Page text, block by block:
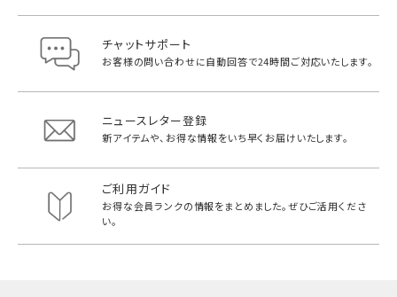
チャットサポート
お客様の問い合わせに自動回答で24時間ご対応いたします。
ニュースレター登録
新アイテムや、お得な情報をいち早く お届けいたします。
ご利用ガイド
お得な会員ランクの情報をまとめました。ぜひご活用くださ
い。